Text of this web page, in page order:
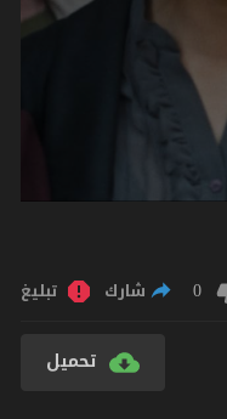
0 شارك تبليغ
تحميل